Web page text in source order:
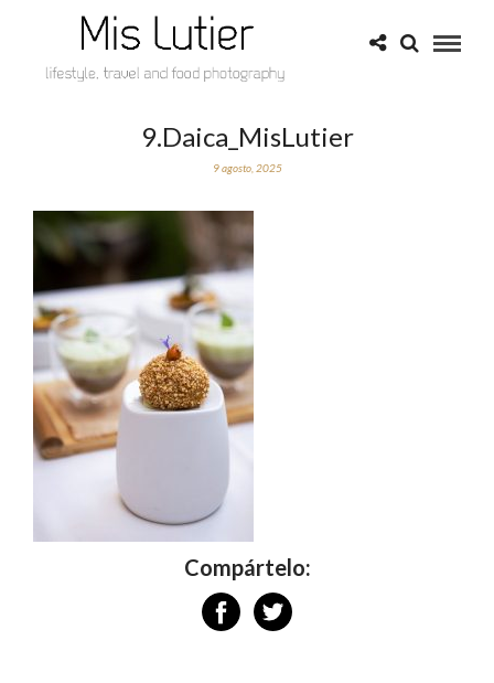
9.Daica_MisLutier
9 agosto, 2025
Compártelo: